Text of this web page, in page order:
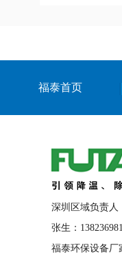
福泰首页
深圳区域负责人
张生：
福泰环保设备